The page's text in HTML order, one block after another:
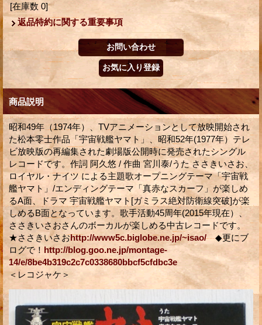
[在庫数 0]
返品特約に関する重要事項
商品説明
昭和49年（1974年）、TVアニメーションとして放映開始され
た松本零士作品「宇宙戦艦ヤマト」、昭和52年(1977年）テレ
ビ放映版の再編集された劇場版公開時に発売されたシングル
レコードです。作詞 阿久悠 / 作曲 宮川泰/うた ささきいさお、
ロイヤル・ナイツ による主題歌オープニングテーマ「宇宙戦
艦ヤマト」/エンディングテーマ「真赤なスカーフ」が楽しめ
るA面、ドラマ 宇宙戦艦ヤマト[ガミラス絶対防衛線突破]が楽
しめるB面となっています。歌手活動45周年(2015年現在）、
ささきいさおさんのボーカルが楽しめる中古レコードです。
★ささきいさおhttp://www5c.biglobe.ne.jp/~isao/◆更にブ
ログで！ http://blog.goo.ne.jp/montage-
14/e/8be4b319c2c7c0338680bbcf5cfdbc3e ・
＜レコジャケ＞